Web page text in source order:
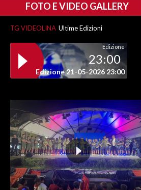
FOTO E VIDEO GALLERY
TG VIDEOLINA Ultime Edizioni
Edizione
23:00
Edizione 21-05-2026 23:00